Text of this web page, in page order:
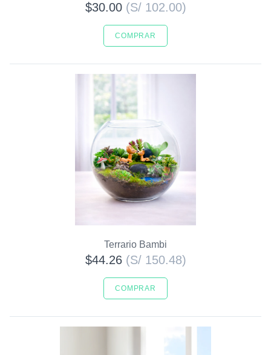
$30.00 (S/ 102.00)
COMPRAR
Terrario Bambi
$44.26 (S/ 150.48)
COMPRAR